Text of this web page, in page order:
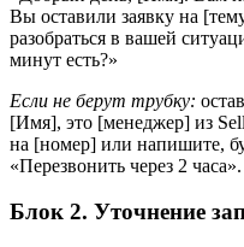
Вы оставили заявку на
разобраться в вашей
минут есть?»
Если не берут трубку:
[Имя], это [менеджер] из
на [номер] или напишите,
«Перезвонить через 2 часа».
Блок 2. Уточнение